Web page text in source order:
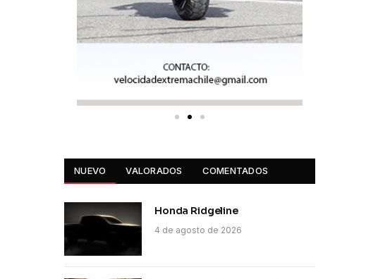
NUEVO VALORADOS COMENTADOS
Honda Ridgeline
4 de agosto de 2026